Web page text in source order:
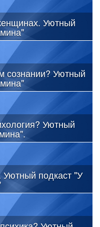
Уютный
сознании? Уютный
Уютный
Уютный подкаст "У